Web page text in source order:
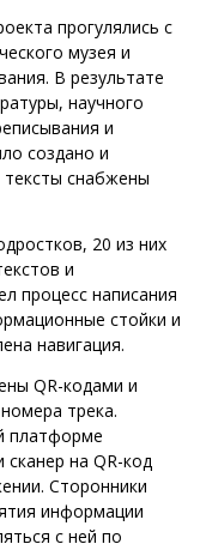
прогулялись с
музея и
В результате
научного
и
создано и
тексты снабжены
20 из них
и
процесс написания
стойки и
навигация.
QR-кодами и
трека.
платформе
на QR-код
Сторонники
информации
с ней по